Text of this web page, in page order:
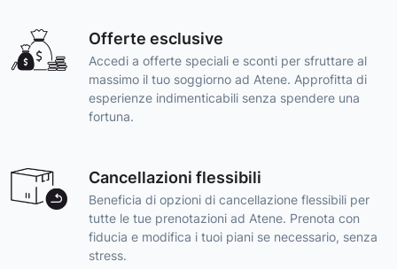
Offerte esclusive
Accedi a offerte speciali e sconti per sfruttare al
massimo il tuo soggiorno ad Atene. Approfitta di
esperienze indimenticabili senza spendere una
fortuna.
Cancellazioni flessibili
Beneficia di opzioni di cancellazione flessibili per
tutte le tue prenotazioni ad Atene. Prenota con
fiducia e modifica i tuoi piani se necessario, senza
stress.